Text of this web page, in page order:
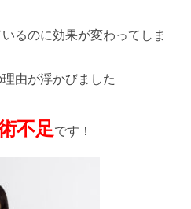
るのに効果が変わってしま
由が浮かびました
不足です！